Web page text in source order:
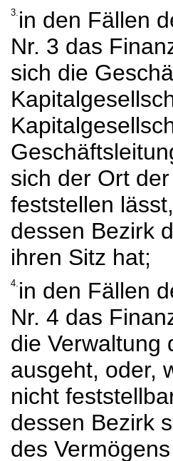
3. in den Fällen
Nr. 3 das
sich die
sich der Ort
feststellen
dessen Bezirk
ihren Sitz hat;
4. in den Fällen
Nr. 4 das
die Verwaltung
ausgeht, oder,
nicht
dessen Bezirk
des